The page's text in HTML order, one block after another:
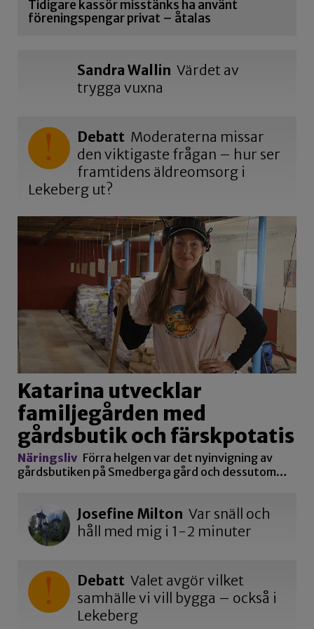
Tidigare kassör misstänks ha använt
föreningspengar privat – åtalas
Sandra Wallin Värdet av
trygga vuxna
Debatt Moderaterna missar
den viktigaste frågan – hur ser
framtidens äldreomsorg i
Lekeberg ut?
Katarina utvecklar
familjegården med
gårdsbutik och färskpotatis
Näringsliv Förra helgen var det nyinvigning av
gårdsbutiken på Smedberga gård och dessutom…
Josefine Milton Var snäll och
håll med mig i 1-2 minuter
Debatt Valet avgör vilket
samhälle vi vill bygga – också i
Lekeberg